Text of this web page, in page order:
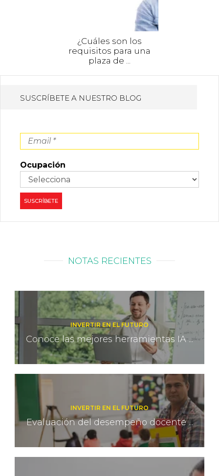
¿Cuáles son los
requisitos para una
plaza de ...
SUSCRÍBETE A NUESTRO BLOG
Ocupación
NOTAS RECIENTES
INVERTIR EN EL FUTURO
Conoce las mejores herramientas IA ...
INVERTIR EN EL FUTURO
Evaluación del desempeño docente ...